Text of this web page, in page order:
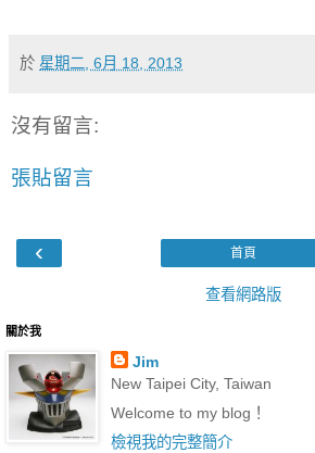
於 星期二, 6月 18, 2013
沒有留言:
張貼留言
‹ 首頁
查看網路版
關於我
Jim
New Taipei City, Taiwan
Welcome to my blog！
檢視我的完整簡介